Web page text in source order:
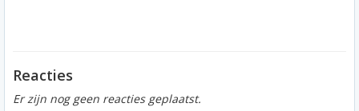
Reacties
Er zijn nog geen reacties geplaatst.